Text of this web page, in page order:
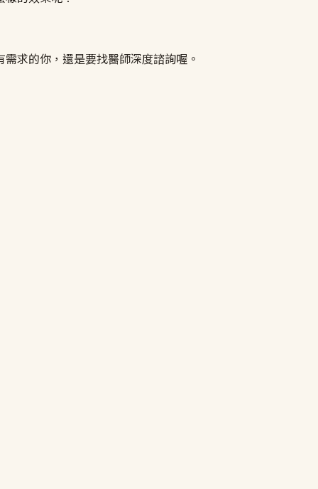
求的你，還是要找醫師深度諮詢喔。